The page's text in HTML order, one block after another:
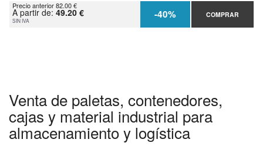
Precio anterior 82.00 €
A partir de: 49.20 €
SIN IVA -40% COMPRAR
Venta de paletas, contenedores,
cajas y material industrial para
almacenamiento y logística